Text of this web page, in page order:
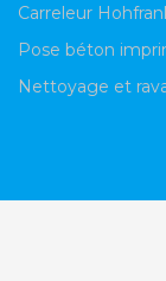
Carreleur
Pose béton
Nettoyage et